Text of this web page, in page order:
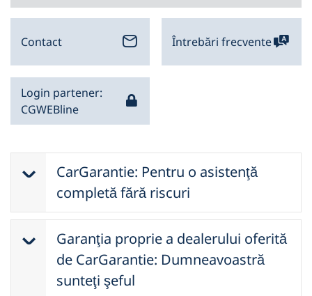
Contact Întrebări frecvente
Login partener:
CGWEBline
CarGarantie: Pentru o asistenţă
completă fără riscuri
În cazul modelului de asigurare
CarGarantie firma CG Car-Garantie
Versicherungs-AG suportă întregul risc
şi vă oferă un servicii complete
Garanţia proprie a dealerului oferită
de CarGarantie: Dumneavoastră
sunteţi şeful